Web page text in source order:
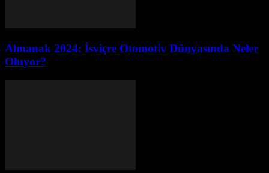
Almanak 2024: İsviçre Otomotiv Dünyasında Neler
Oluyor?